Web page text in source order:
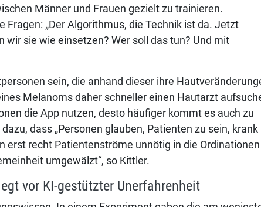
Männer und Frauen gezielt zu trainieren.
Fragen: „Der Algorithmus, die Technik ist da. Jetzt
wir sie wie einsetzen? Wer soll das tun? Und mit
sein, die anhand dieser ihre
Melanoms daher schneller einen Hautarzt
die App nutzen, desto häufiger kommt es auch zu
dass „Personen glauben, Patienten zu sein, krank
erst recht Patientenströme unnötig in die Ordinationen
umgewälzt“, so Kittler.
vor KI-gestützter Unerfahrenheit